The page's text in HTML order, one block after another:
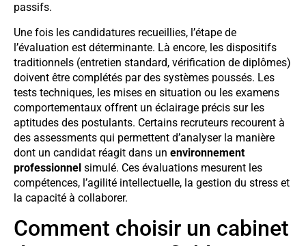
passifs.
Une fois les candidatures recueillies, l’étape de
l’évaluation est déterminante. Là encore, les dispositifs
traditionnels (entretien standard, vérification de diplômes)
doivent être complétés par des systèmes poussés. Les
tests techniques, les mises en situation ou les examens
comportementaux offrent un éclairage précis sur les
aptitudes des postulants. Certains recruteurs recourent à
des assessments qui permettent d’analyser la manière
dont un candidat réagit dans un environnement
professionnel simulé. Ces évaluations mesurent les
compétences, l’agilité intellectuelle, la gestion du stress et
la capacité à collaborer.
Comment choisir un cabinet